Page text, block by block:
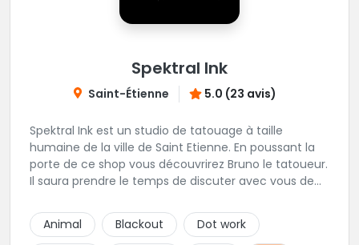
Spektral Ink
Saint-Étienne 5.0 (23 avis)
Spektral Ink est un studio de tatouage à taille
humaine de la ville de Saint Etienne. En poussant la
porte de ce shop vous découvrirez Bruno le tatoueur.
Il saura prendre le temps de discuter avec vous de
un message ou à l'appeler.
Animal Blackout
Dot work